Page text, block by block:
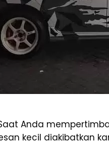
Anda
kecil diakibatkan